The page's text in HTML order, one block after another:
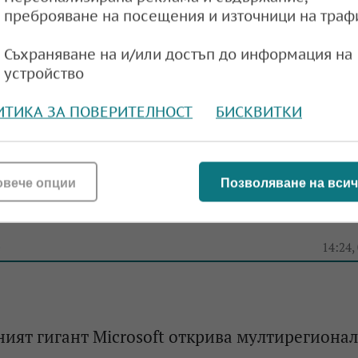
удължиха споразумението за транзит
г.
$7 милиона от данъци за копаене на
г.
14:24,
гигант Microsoft открива
преброяване на посещения и източници на
Съхраняване на и/или достъп до информация на
устройство
ЗА ПОВЕРИТЕЛНОСТ БИСКВИТКИ
Позволяване на
опции